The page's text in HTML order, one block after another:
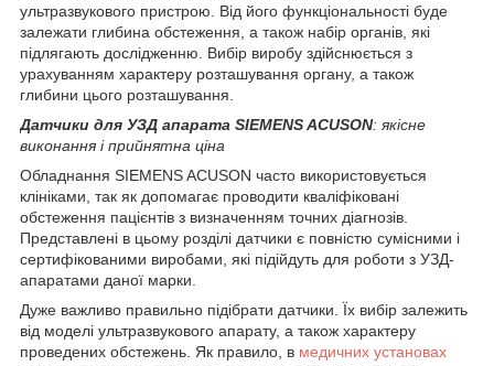
ультразвукового пристрою. Від його функціональності буде
залежати глибина обстеження, а також набір органів, які
підлягають дослідженню. Вибір виробу здійснюється з
урахуванням характеру розташування органу, а також
глибини цього розташування.
Датчики для УЗД апарата SIEMENS ACUSON: якісне
виконання і прийнятна ціна
Обладнання SIEMENS ACUSON часто використовується
клініками, так як допомагає проводити кваліфіковані
обстеження пацієнтів з визначенням точних діагнозів.
Представлені в цьому розділі датчики є повністю сумісними і
сертифікованими виробами, які підійдуть для роботи з УЗД-
апаратами даної марки.
Дуже важливо правильно підібрати датчики. Їх вибір залежить
від моделі ультразвукового апарату, а також характеру
проведених обстежень. Як правило, в медичних установах